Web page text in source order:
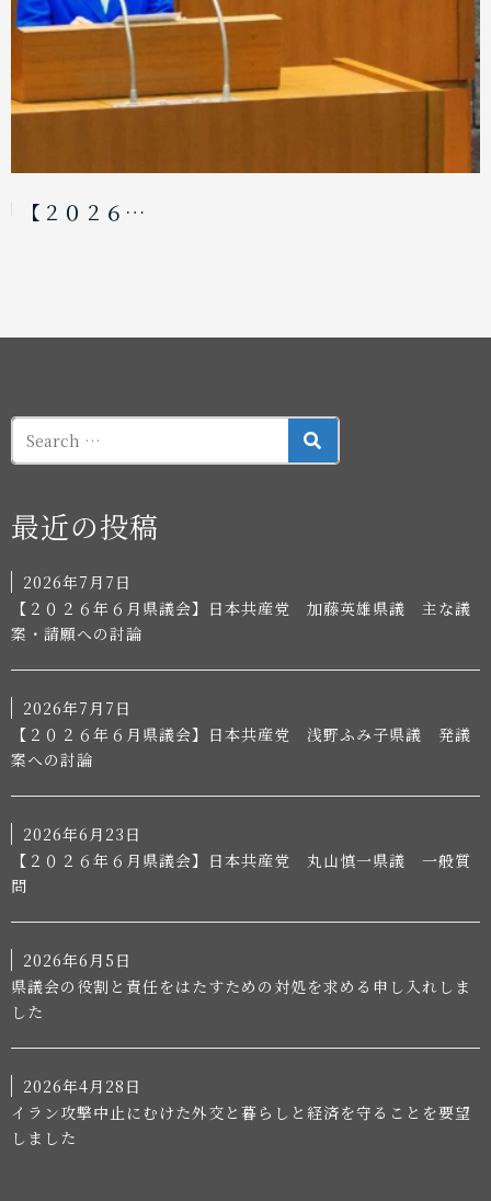
【２０２６…
SEARCH
最近の投稿
2026年7月7日
【２０２６年６月県議会】日本共産党 加藤英雄県議 主な議
案・請願への討論
2026年7月7日
【２０２６年６月県議会】日本共産党 浅野ふみ子県議 発議
案への討論
2026年6月23日
【２０２６年６月県議会】日本共産党 丸山慎一県議 一般質
問
2026年6月5日
県議会の役割と責任をはたすための対処を求める申し入れしま
した
2026年4月28日
イラン攻撃中止にむけた外交と暮らしと経済を守ることを要望
しました